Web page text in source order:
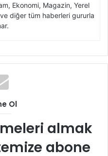
Ekonomi, Magazin, Yerel
diğer tüm haberleri gururla
Ol
almak
abone